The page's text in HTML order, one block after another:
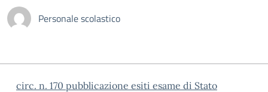
Personale scolastico
circ. n. 170 pubblicazione esiti esame di Stato